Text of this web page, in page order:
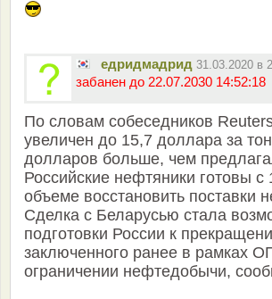
едридмадрид 31.03.2020 в
забанен до 22.07.2030 14:52:18
По словам собеседников
увеличен до 15,7 доллара за
долларов больше, чем
Российские нефтяники готовы
объеме восстановить поставки
Сделка с Беларусью стала
подготовки России к
заключенного ранее в рамках
ограничении нефтедобычи,